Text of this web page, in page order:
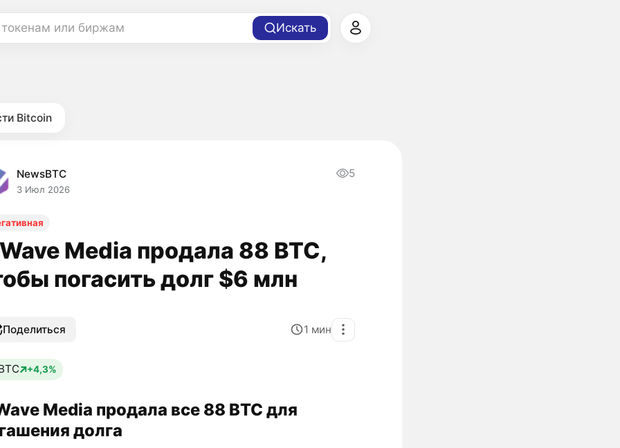
или биржам Искать
Bitcoin
NewsBTC
3 Июл 2026
5
Media продала 88 BTC,
погасить долг $6 млн
Поделиться 1 мин
+4,3%
Media продала все 88 BTC для
долга